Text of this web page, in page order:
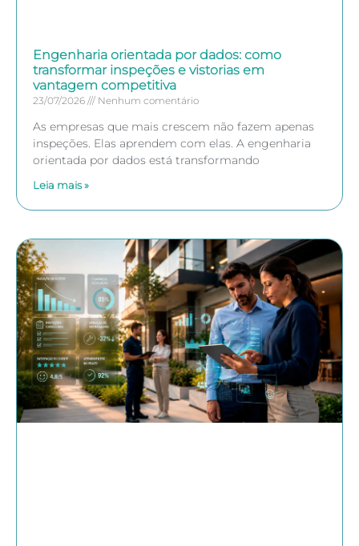
Engenharia orientada por dados: como
transformar inspeções e vistorias em
vantagem competitiva
23/07/2026 Nenhum comentário
As empresas que mais crescem não fazem apenas
inspeções. Elas aprendem com elas. A engenharia
orientada por dados está transformando
Leia mais »